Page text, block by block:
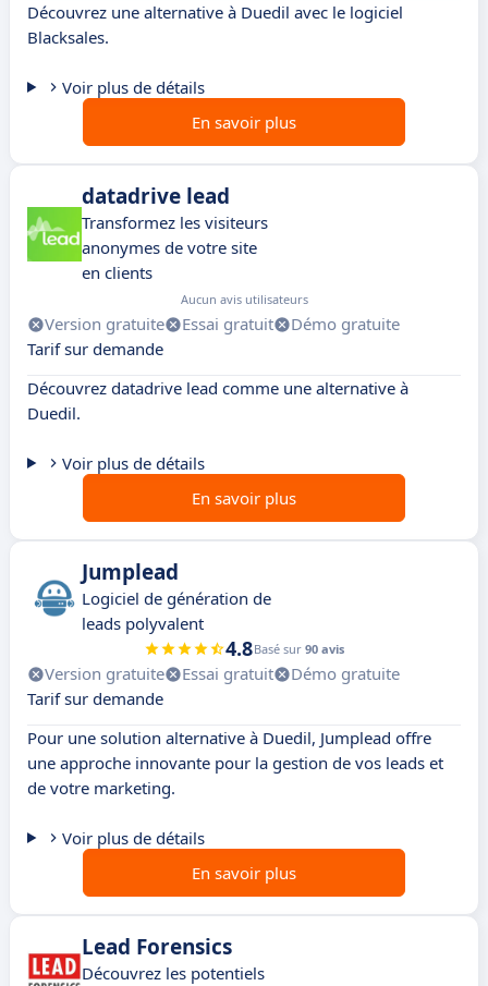
Découvrez une alternative à Duedil avec le logiciel
Blacksales.
Voir plus de détails
En savoir plus
datadrive lead
Transformez les visiteurs
anonymes de votre site
en clients
Aucun avis utilisateurs
Version gratuite Essai gratuit
Démo gratuite
Tarif sur demande
Découvrez datadrive lead comme une alternative à
Duedil.
Voir plus de détails
En savoir plus
Jumplead
Logiciel de génération de
leads polyvalent
4.8Basé sur 90 avis
Version gratuite Essai gratuit
Démo gratuite
Tarif sur demande
Pour une solution alternative à Duedil, Jumplead offre
une approche innovante pour la gestion de vos leads et
de votre marketing.
Voir plus de détails
En savoir plus
Lead Forensics
Découvrez les potentiels